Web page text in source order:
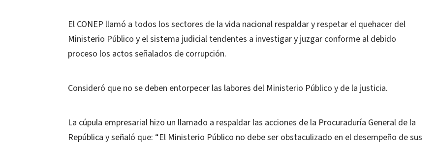
El CONEP llamó a todos los sectores de la vida nacional respaldar y respetar el quehacer del
Ministerio Público y el sistema judicial tendentes a investigar y juzgar conforme al debido
proceso los actos señalados de corrupción.
Consideró que no se deben entorpecer las labores del Ministerio Público y de la justicia.
La cúpula empresarial hizo un llamado a respaldar las acciones de la Procuraduría General de la
República y señaló que: “El Ministerio Público no debe ser obstaculizado en el desempeño de sus